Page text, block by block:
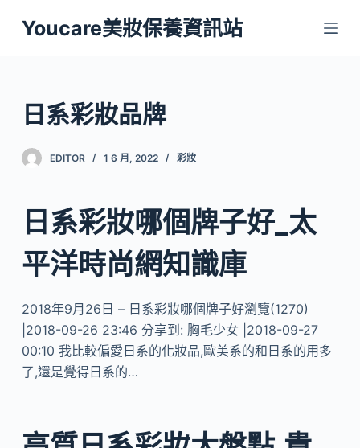
跳
至
內
容
Youcare美妝保養資訊站
日系彩妝品牌
EDITOR 1 6 月, 2022 彩妝
日系彩妝哪個牌子好_太
平洋時尚網知識庫
2018年9月26日 – 日系彩妝哪個牌子好瀏覽(1270)
|2018-09-26 23:46 分享到: 胸毛少女 |2018-09-27
00:10 我比較偏愛日系的化妝品,歐美系的和日系的用多
了,還是覺得日系的…